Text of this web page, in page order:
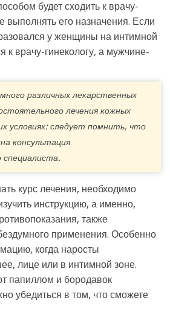
будет сходить к врачу-
выполнять его назначения. Если
у женщины на интимной
к врачу-гинекологу, а мужчине-
различных лекарственных
лечения кожных
условиях: следует помнить, что
консультация
специалиста.
курс лечения, необходимо
инструкцию, а именно,
также
применения. Особенно
когда наросты
лице или в интимной зоне.
папиллом и бородавок
убедиться в том, что сможете